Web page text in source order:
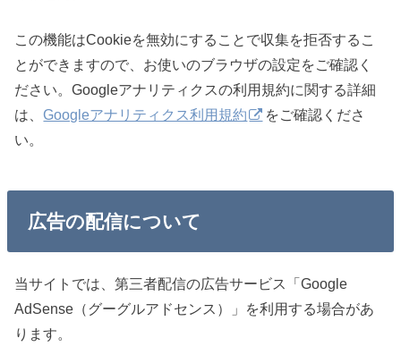
この機能はCookieを無効にすることで収集を拒否するこ
とができますので、お使いのブラウザの設定をご確認く
ださい。Googleアナリティクスの利用規約に関する詳細
は、Googleアナリティクス利用規約
をご確認くださ
い。
広告の配信について
当サイトでは、第三者配信の広告サービス「Google
AdSense（グーグルアドセンス）」を利用する場合があ
ります。